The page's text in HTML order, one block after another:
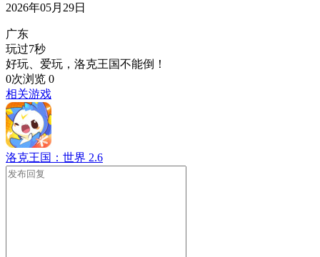
2026年05月29日
广东
玩过7秒
好玩、爱玩，洛克王国不能倒！
0次浏览 0
相关游戏
洛克王国：世界 2.6